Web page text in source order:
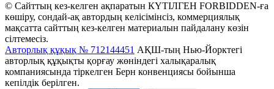
© Сайттың кез-келген ақпаратын КҮТІЛГЕН FORBIDDEN-ға
көшіру, сондай-ақ автордың келісімінсіз, коммерциялық
мақсатта сайттың кез-келген материалын пайдалану көзін
сілтемесіз.
Авторлық құқық № 712144451 АҚШ-тың Нью-Йорктегі
авторлық құқықты қорғау жөніндегі халықаралық
компаниясында тіркелген Берн конвенциясы бойынша
кепілдік берілген.